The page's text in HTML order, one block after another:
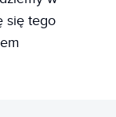
się tego